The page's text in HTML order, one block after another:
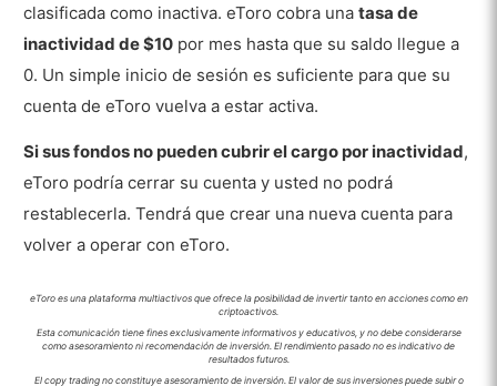
clasificada como inactiva. eToro cobra unatasa de
inactividad de $10 por mes hasta que su saldo llegue a
0. Un simple inicio de sesión es suficiente para que su
cuenta de eToro vuelva a estar activa.
Si sus fondos no pueden cubrir el cargo por inactividad,
eToro podría cerrar su cuenta y usted no podrá
restablecerla. Tendrá que crear una nueva cuenta para
volver a operar con eToro.
eToro es una plataforma multiactivos que ofrece la posibilidad de invertir tanto en acciones como en
criptoactivos.
Esta comunicación tiene fines exclusivamente informativos y educativos, y no debe considerarse
como asesoramiento ni recomendación de inversión. El rendimiento pasado no es indicativo de
resultados futuros.
El copy trading no constituye asesoramiento de inversión. El valor de sus inversiones puede subir o